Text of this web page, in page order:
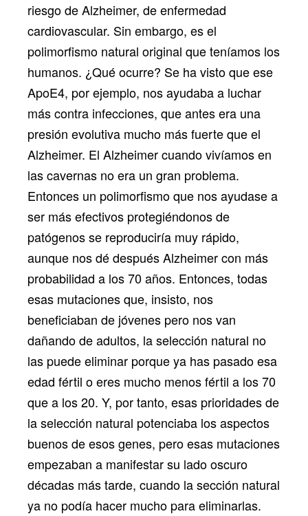
riesgo de Alzheimer, de enfermedad
cardiovascular. Sin embargo, es el
polimorfismo natural original que teníamos los
humanos. ¿Qué ocurre? Se ha visto que ese
ApoE4, por ejemplo, nos ayudaba a luchar
más contra infecciones, que antes era una
presión evolutiva mucho más fuerte que el
Alzheimer. El Alzheimer cuando vivíamos en
las cavernas no era un gran problema.
Entonces un polimorfismo que nos ayudase a
ser más efectivos protegiéndonos de
patógenos se reproduciría muy rápido,
aunque nos dé después Alzheimer con más
probabilidad a los 70 años. Entonces, todas
esas mutaciones que, insisto, nos
beneficiaban de jóvenes pero nos van
dañando de adultos, la selección natural no
las puede eliminar porque ya has pasado esa
edad fértil o eres mucho menos fértil a los 70
que a los 20. Y, por tanto, esas prioridades de
la selección natural potenciaba los aspectos
buenos de esos genes, pero esas mutaciones
empezaban a manifestar su lado oscuro
décadas más tarde, cuando la sección natural
ya no podía hacer mucho para eliminarlas.